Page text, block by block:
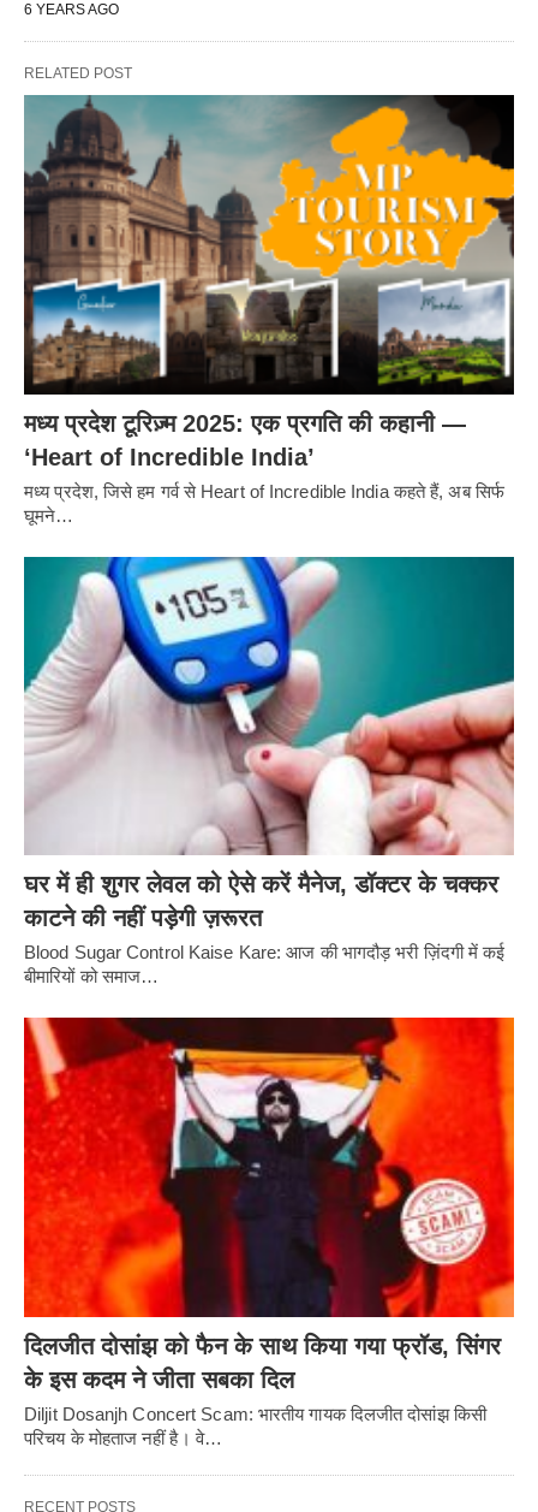
6 YEARS AGO
RELATED POST
मध्य प्रदेश टूरिज़्म 2025: एक प्रगति की कहानी —
‘Heart of Incredible India’
मध्य प्रदेश, जिसे हम गर्व से Heart of Incredible India कहते हैं, अब सिर्फ
घूमने…
घर में ही शुगर लेवल को ऐसे करें मैनेज, डॉक्टर के चक्कर
काटने की नहीं पड़ेगी ज़रूरत
Blood Sugar Control Kaise Kare: आज की भागदौड़ भरी ज़िंदगी में कई
बीमारियों को समाज…
दिलजीत दोसांझ को फैन के साथ किया गया फ्रॉड, सिंगर
के इस कदम ने जीता सबका दिल
Diljit Dosanjh Concert Scam: भारतीय गायक दिलजीत दोसांझ किसी
परिचय के मोहताज नहीं है। वे…
RECENT POSTS